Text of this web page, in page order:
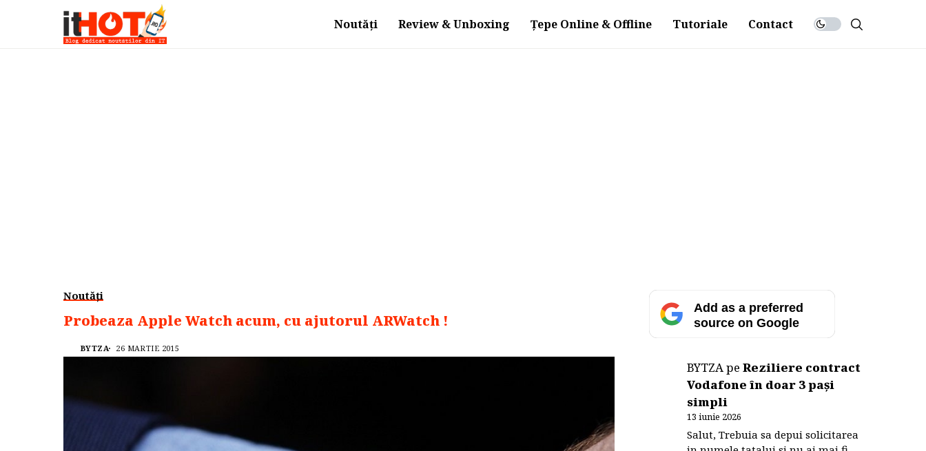
Noutăți Review & Unboxing Țepe Online & Offline Tutoriale Contact
Noutăți
Probeaza Apple Watch acum, cu ajutorul ARWatch !
BYTZA 26 MARTIE 2015
Add as a preferred
source on Google
BYTZApeReziliere contract
Vodafone în doar 3 pași
simpli
13 iunie 2026
Salut, Trebuia sa depui solicitarea